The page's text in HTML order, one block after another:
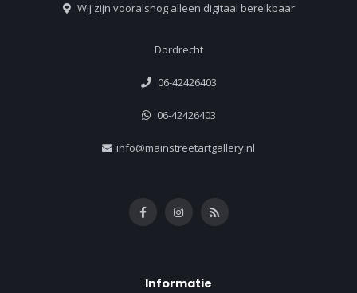
Wij zijn vooralsnog alleen digitaal bereikbaar
Dordrecht
06-42426403
06-42426403
info@mainstreetartgallery.nl
Informatie